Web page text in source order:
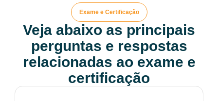
Exame e Certificação
Veja abaixo as principais
perguntas e respostas
relacionadas ao exame e
certificação